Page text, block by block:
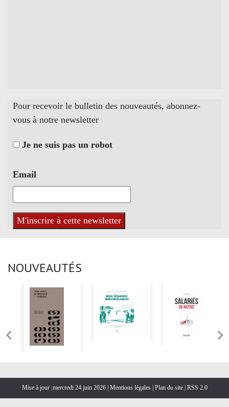
Pour recevoir le bulletin des nouveautés, abonnez-
vous à notre newsletter
Je ne suis pas un robot
Email
NOUVEAUTÉS
Mise à jour :mercredi 24 juin 2026 | Mentions légales | Plan du site |RSS 2.0